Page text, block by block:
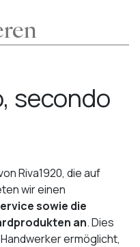
secondo
Riva1920, die auf
wir einen
sowie die
an. Dies
ermöglicht,